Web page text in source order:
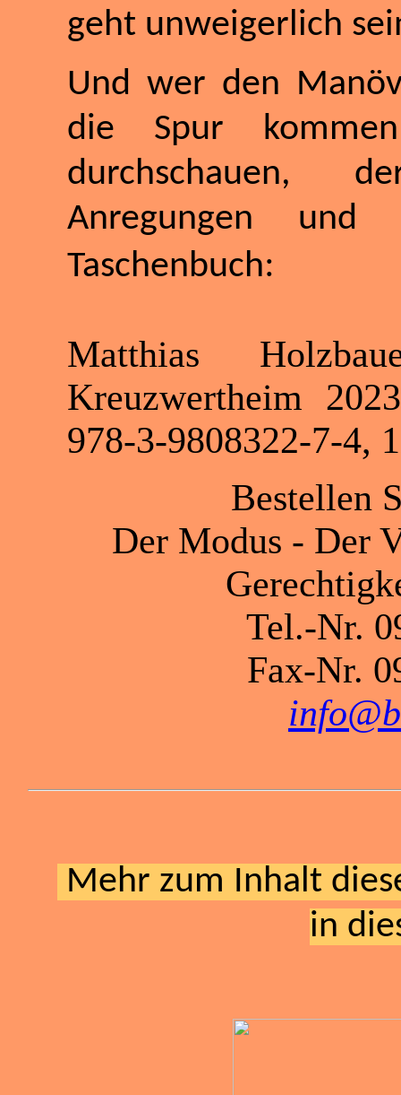
geht unweigerlich
Und wer den
die Spur
durchschauen,
Anregungen
Taschenbuch:
Matthias
Kreuzwertheim
978-3-9808322-7-4,
Bestellen
Der Modus - Der
Tel.-Nr.
Fax-Nr.
Mehr zum Inhalt
in